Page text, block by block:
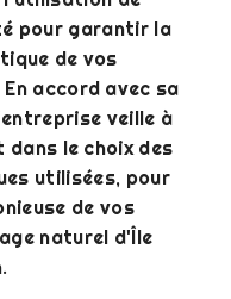
pour garantir la
de vos
accord avec sa
veille à
dans le choix des
utilisées, pour
de vos
naturel d'Île